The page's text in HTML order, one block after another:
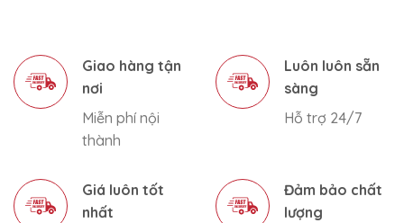
Giao hàng tận
nơi
Miễn phí nội
thành
Luôn luôn sẵn
sàng
Hỗ trợ 24/7
Giá luôn tốt
nhất
Đảm bảo chất
lượng